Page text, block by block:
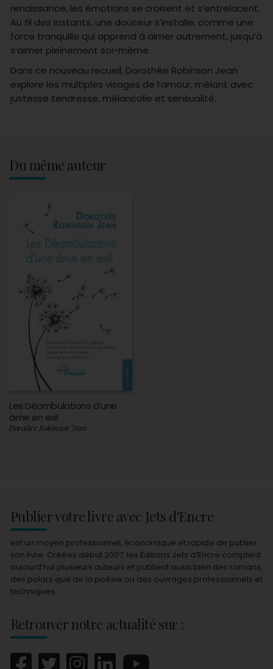
renaissance, les émotions se croisent et s’entrelacent.
Au fil des instants, une douceur s’installe, comme une
force tranquille qui apprend à aimer autrement, jusqu’à
s’aimer pleinement soi-même.
Dans ce nouveau recueil, Dorothée Robinson Jean
explore les multiples visages de l’amour, mêlant avec
justesse tendresse, mélancolie et sensualité.
Du même auteur
Les Déambulations d’une
âme en exil
Dorothée Robinson Jean
Publier votre livre avec Jets d'Encre
est un moyen professionnel, économique et rapide de publier
son livre. Créées début 2007, les Éditions Jets d’Encre comptent
aujourd’hui plusieurs auteurs et publient aussi bien des romans,
des polars que de la poésie ou des ouvrages professionnels et
techniques.
Retrouver notre actualité sur :